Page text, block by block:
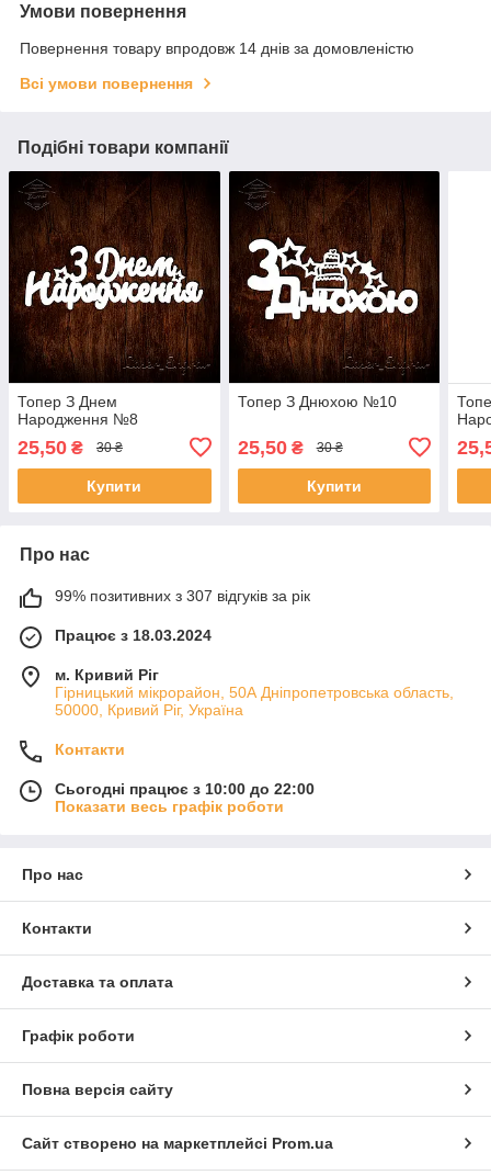
Умови повернення
Повернення товару впродовж 14 днів за домовленістю
Всі умови повернення
Подібні товари компанії
Топер З Днем
Народження №8
25,50 ₴ 30 ₴
Купити
Топер З Днюхою №10
25,50₴ 30 ₴
Купити
Про нас
99% позитивних з 307 відгуків за рік
Працює з 18.03.2024
м. Кривий Ріг
Гірницький мікрорайон, 50А Дніпропетровська область,
50000, Кривий Ріг, Україна
Контакти
Сьогодні працює з 10:00 до 22:00
Показати весь графік роботи
Про нас
Контакти
Доставка та оплата
Графік роботи
Повна версія сайту
Сайт створено на маркетплейсі Prom.ua